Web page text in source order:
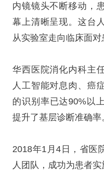
内镜镜头不断移动，
幕上清晰呈现。这台
从实验室走向临床面对
华西医院消化内科主
人工智能对息肉、癌
的识别率已达90%以
提升了基层诊断准确率
2018年1月4日，省医
人团队，成功为患者